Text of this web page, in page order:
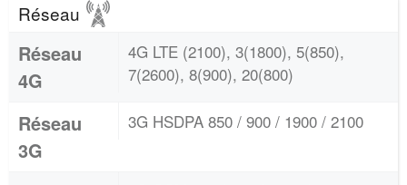
Réseau
Réseau
4G
4G LTE (2100), 3(1800), 5(850),
7(2600), 8(900), 20(800)
Réseau
3G
3G HSDPA 850 / 900 / 1900 / 2100